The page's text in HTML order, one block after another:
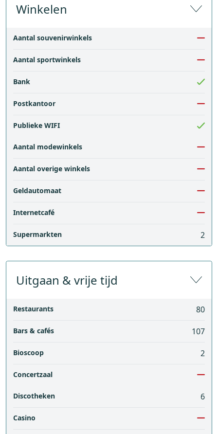
Winkelen
Aantal souvenirwinkels
Aantal sportwinkels
Bank
Postkantoor
Publieke WIFI
Aantal modewinkels
Aantal overige winkels
Geldautomaat
Internetcafé
Supermarkten 2
Uitgaan & vrije tijd
Restaurants 80
Bars & cafés 107
Bioscoop 2
Concertzaal
Discotheken 6
Casino